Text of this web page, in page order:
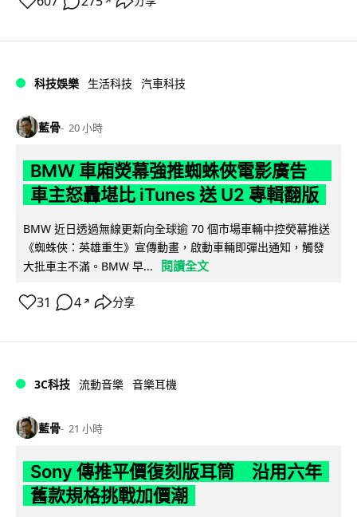
科技娛樂 生活科技 汽車科技
藍骨 20 小時
BMW 車廂熒幕強推蜘蛛俠電影廣告
車主怒轟堪比 iTunes 送 U2 專輯翻版
BMW 近日透過無線更新向全球逾 70 個市場車輛中控熒幕推送
《蜘蛛俠：英雄重生》宣傳動畫，啟動車輛即彈出通知，觸發
大批車主不滿。BMW 早...
閱讀全文
31 4 ↗ 分享
3C科技 流動音樂 音樂耳機
藍骨 21 小時
Sony 傳推平價復刻版耳筒 沿用六年
舊款規格挑戰加價潮